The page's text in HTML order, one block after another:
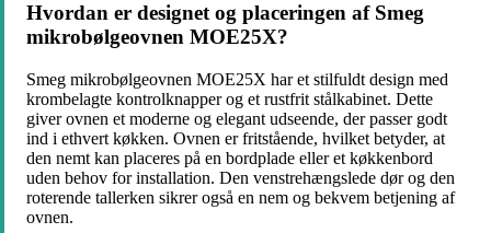
Hvordan er designet og placeringen af Smeg
mikrobølgeovnen MOE25X?
Smeg mikrobølgeovnen MOE25X har et stilfuldt design med
krombelagte kontrolknapper og et rustfrit stålkabinet. Dette
giver ovnen et moderne og elegant udseende, der passer godt
ind i ethvert køkken. Ovnen er fritstående, hvilket betyder, at
den nemt kan placeres på en bordplade eller et køkkenbord
uden behov for installation. Den venstrehængslede dør og den
roterende tallerken sikrer også en nem og bekvem betjening af
ovnen.